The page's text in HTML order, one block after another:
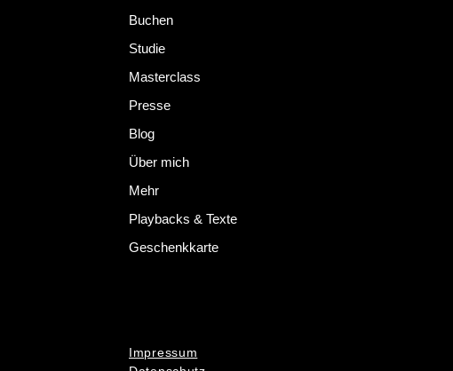
Buchen
Studie
Masterclass
Presse
Blog
Über mich
Mehr
Playbacks & Texte
Geschenkkarte
Impressum